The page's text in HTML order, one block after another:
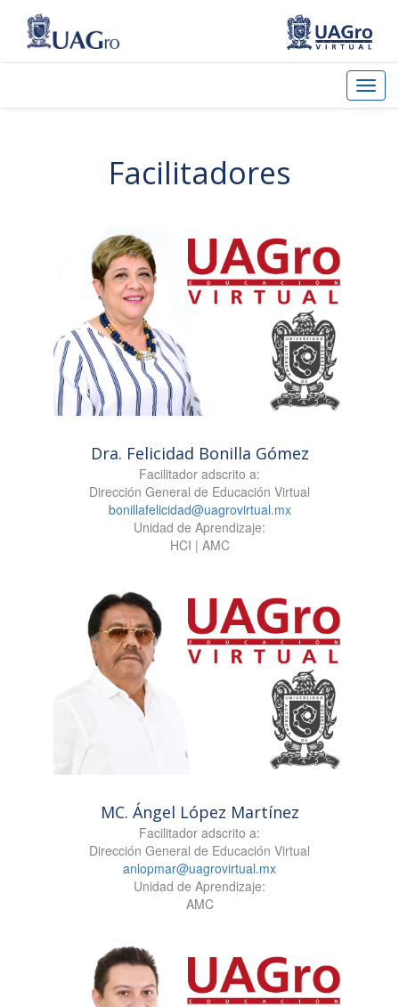
Facilitadores
Dra. Felicidad Bonilla Gómez
Facilitador adscrito a:
Dirección General de Educación Virtual
bonillafelicidad@uagrovirtual.mx
Unidad de Aprendizaje:
HCI | AMC
MC. Ángel López Martínez
Facilitador adscrito a:
Dirección General de Educación Virtual
anlopmar@uagrovirtual.mx
Unidad de Aprendizaje:
AMC